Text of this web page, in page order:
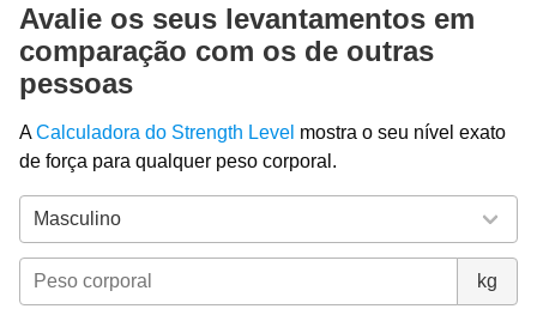
Avalie os seus levantamentos em
comparação com os de outras
pessoas
ACalculadora do Strength Level mostra o seu nível exato
de força para qualquer peso corporal.
kg